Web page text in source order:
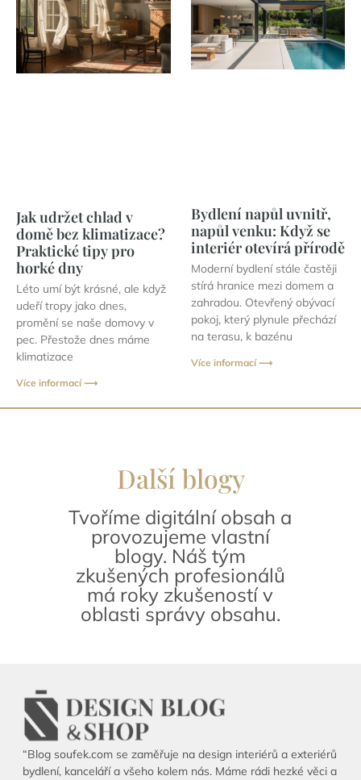
Jak udržet chlad v
domě bez klimatizace?
Praktické tipy pro
horké dny
Léto umí být krásné, ale když
udeří tropy jako dnes,
promění se naše domovy v
pec. Přestože dnes máme
klimatizace
Více informací ⟶
Bydlení napůl uvnitř,
napůl venku: Když se
interiér otevírá přírodě
Moderní bydlení stále častěji
stírá hranice mezi domem a
zahradou. Otevřený obývací
pokoj, který plynule přechází
na terasu, k bazénu
Více informací ⟶
Další blogy
Tvoříme digitální obsah a
provozujeme vlastní
blogy. Náš tým
zkušených profesionálů
má roky zkušeností v
oblasti správy obsahu.
“Blog soufek.com se zaměřuje na design interiérů a exteriérů
bydlení, kanceláří a všeho kolem nás. Máme rádi hezké věci a